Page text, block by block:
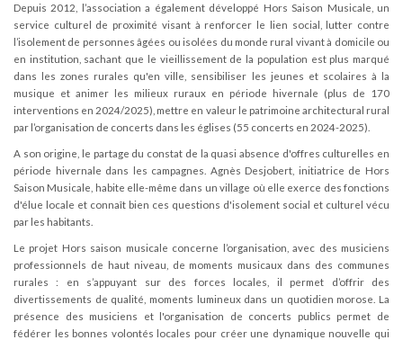
Depuis 2012, l’association a également développé Hors Saison Musicale, un
service culturel de proximité visant à renforcer le lien social, lutter contre
l’isolement de personnes âgées ou isolées du monde rural vivant à domicile ou
en institution, sachant que le vieillissement de la population est plus marqué
dans les zones rurales qu'en ville, sensibiliser les jeunes et scolaires à la
musique et animer les milieux ruraux en période hivernale (plus de 170
interventions en 2024/2025), mettre en valeur le patrimoine architectural rural
par l’organisation de concerts dans les églises (55 concerts en 2024-2025).
A son origine, le partage du constat de la quasi absence d'offres culturelles en
période hivernale dans les campagnes. Agnès Desjobert, initiatrice de Hors
Saison Musicale, habite elle-même dans un village où elle exerce des fonctions
d'élue locale et connaît bien ces questions d'isolement social et culturel vécu
par les habitants.
Le projet Hors saison musicale concerne l’organisation, avec des musiciens
professionnels de haut niveau, de moments musicaux dans des communes
rurales : en s’appuyant sur des forces locales, il permet d’offrir des
divertissements de qualité, moments lumineux dans un quotidien morose. La
présence des musiciens et l'organisation de concerts publics permet de
fédérer les bonnes volontés locales pour créer une dynamique nouvelle qui